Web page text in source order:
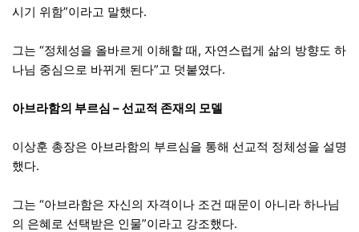
시기 위함”이라고 말했다.
그는 “정체성을 올바르게 이해할 때, 자연스럽게 삶의 방향도 하
나님 중심으로 바뀌게 된다”고 덧붙였다.
아브라함의 부르심 – 선교적 존재의 모델
이상훈 총장은 아브라함의 부르심을 통해 선교적 정체성을 설명
했다.
그는 “아브라함은 자신의 자격이나 조건 때문이 아니라 하나님
의 은혜로 선택받은 인물”이라고 강조했다.